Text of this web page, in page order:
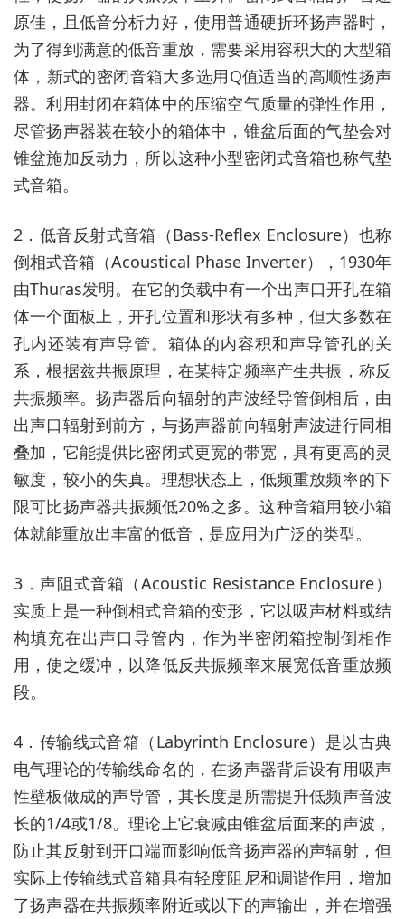
原佳，且低音分析力好，使用普通硬折环扬声器时，
为了得到满意的低音重放，需要采用容积大的大型箱
体，新式的密闭音箱大多选用Q值适当的高顺性扬声
器。利用封闭在箱体中的压缩空气质量的弹性作用，
尽管扬声器装在较小的箱体中，锥盆后面的气垫会对
锥盆施加反动力，所以这种小型密闭式音箱也称气垫
式音箱。
2．低音反射式音箱（Bass-Reflex Enclosure）也称
倒相式音箱（Acoustical Phase Inverter），1930年
由Thuras发明。在它的负载中有一个出声口开孔在箱
体一个面板上，开孔位置和形状有多种，但大多数在
孔内还装有声导管。箱体的内容积和声导管孔的关
系，根据兹共振原理，在某特定频率产生共振，称反
共振频率。扬声器后向辐射的声波经导管倒相后，由
出声口辐射到前方，与扬声器前向辐射声波进行同相
叠加，它能提供比密闭式更宽的带宽，具有更高的灵
敏度，较小的失真。理想状态上，低频重放频率的下
限可比扬声器共振频低20%之多。这种音箱用较小箱
体就能重放出丰富的低音，是应用为广泛的类型。
3．声阻式音箱（Acoustic Resistance Enclosure）
实质上是一种倒相式音箱的变形，它以吸声材料或结
构填充在出声口导管内，作为半密闭箱控制倒相作
用，使之缓冲，以降低反共振频率来展宽低音重放频
段。
4．传输线式音箱（Labyrinth Enclosure）是以古典
电气理论的传输线命名的，在扬声器背后设有用吸声
性壁板做成的声导管，其长度是所需提升低频声音波
长的1/4或1/8。理论上它衰减由锥盆后面来的声波，
防止其反射到开口端而影响低音扬声器的声辐射，但
实际上传输线式音箱具有轻度阻尼和调谐作用，增加
了扬声器在共振频率附近或以下的声输出，并在增强